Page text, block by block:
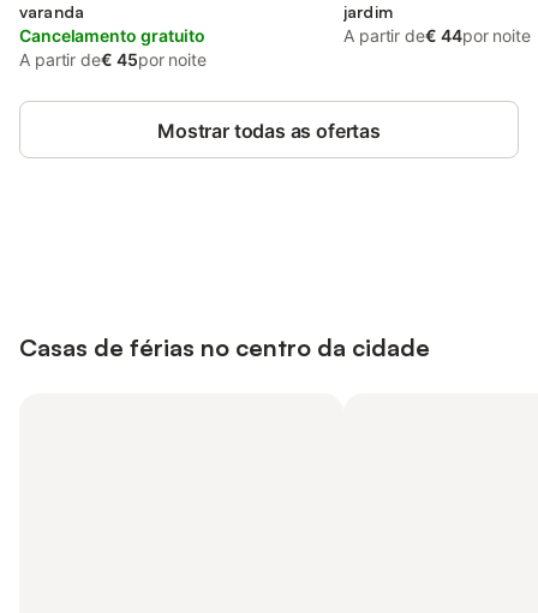
varanda
Cancelamento gratuito
A partir de€ 45por noite
jardim
A partir de€ 44por noite
Mostrar todas as ofertas
Casas de férias no centro da cidade